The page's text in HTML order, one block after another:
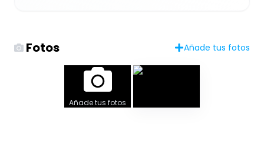
Fotos Añade tus fotos
Añade tus fotos